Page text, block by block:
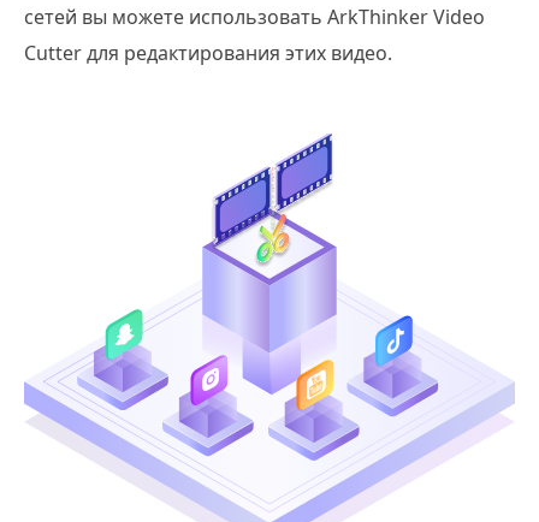
сетей вы можете использовать ArkThinker Video
Cutter для редактирования этих видео.